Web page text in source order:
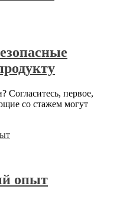
Согласитесь, первое,
со стажем могут
опыт